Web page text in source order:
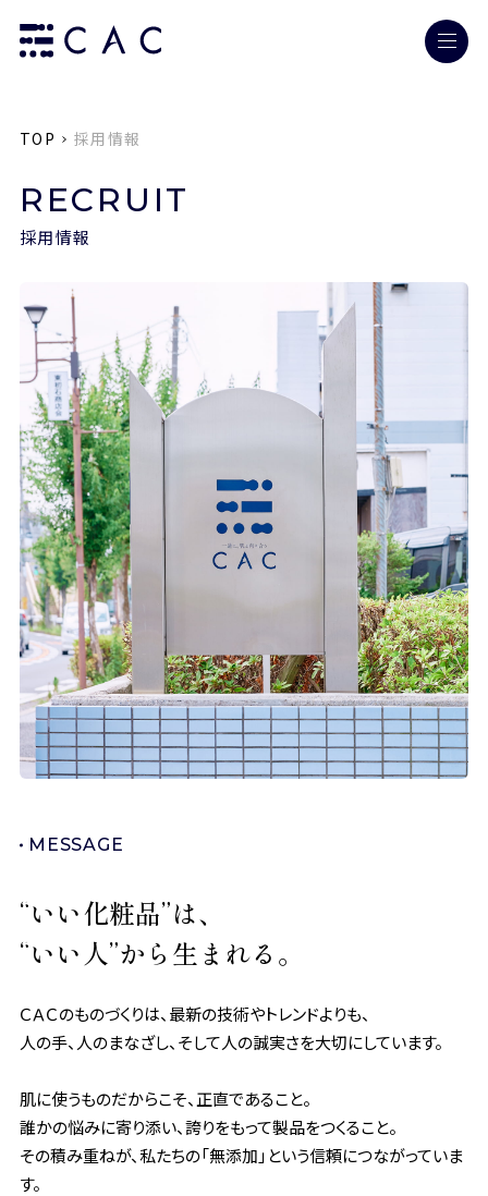
TOP 採用情報
RECRUIT
採用情報
MESSAGE
“いい化粧品”は、
“いい人”から生まれる。
ＣＡＣのものづくりは、最新の技術やトレンドよりも、
人の手、人のまなざし、そして人の誠実さを大切にしています。
肌に使うものだからこそ、正直であること。
誰かの悩みに寄り添い、誇りをもって製品をつくること。
その積み重ねが、私たちの「無添加」という信頼につながっていま
す。